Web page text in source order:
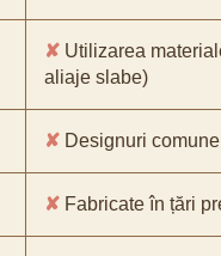
✘ Utilizarea
aliaje slabe)
✘ Designuri
✘ Fabricate în țări